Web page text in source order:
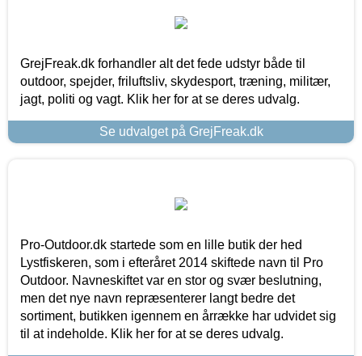
GrejFreak.dk forhandler alt det fede udstyr både til
outdoor, spejder, friluftsliv, skydesport, træning, militær,
jagt, politi og vagt. Klik her for at se deres udvalg.
Se udvalget på GrejFreak.dk
Pro-Outdoor.dk startede som en lille butik der hed
Lystfiskeren, som i efteråret 2014 skiftede navn til Pro
Outdoor. Navneskiftet var en stor og svær beslutning,
men det nye navn repræsenterer langt bedre det
sortiment, butikken igennem en årrække har udvidet sig
til at indeholde. Klik her for at se deres udvalg.